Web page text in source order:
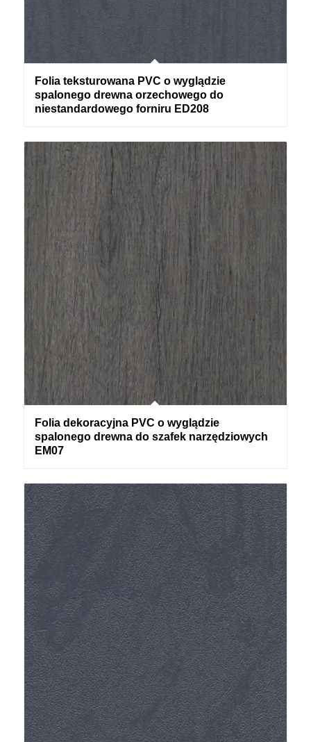
Folia teksturowana PVC o wyglądzie
spalonego drewna orzechowego do
niestandardowego forniru ED208
Folia dekoracyjna PVC o wyglądzie
spalonego drewna do szafek narzędziowych
EM07